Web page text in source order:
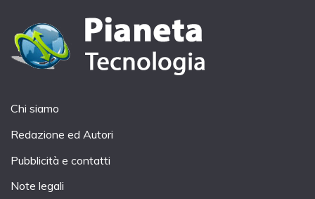
Chi siamo
Redazione ed Autori
Pubblicità e contatti
Note legali